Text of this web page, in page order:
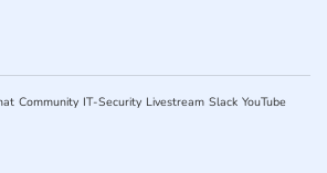
Community IT-Security Livestream Slack YouTube